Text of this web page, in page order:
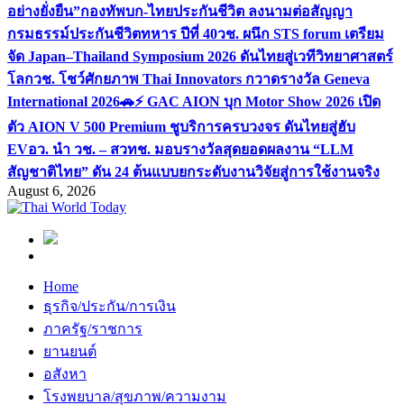
อย่างยั่งยืน”กองทัพบก-ไทยประกันชีวิต ลงนามต่อสัญญา
กรมธรรม์ประกันชีวิตทหาร ปีที่ 40วช. ผนึก STS forum เตรียม
จัด Japan–Thailand Symposium 2026 ดันไทยสู่เวทีวิทยาศาสตร์
โลกวช. โชว์ศักยภาพ Thai Innovators กวาดรางวัล Geneva
International 2026🚗⚡️ GAC AION บุก Motor Show 2026 เปิด
ตัว AION V 500 Premium ชูบริการครบวงจร ดันไทยสู่ฮับ
EVอว. นำ วช. – สวทช. มอบรางวัลสุดยอดผลงาน “LLM
สัญชาติไทย” ดัน 24 ต้นแบบยกระดับงานวิจัยสู่การใช้งานจริง
August 6, 2026
Home
ธุรกิจ/ประกัน/การเงิน
ภาครัฐ/ราชการ
ยานยนต์
อสังหา
โรงพยบาล/สุขภาพ/ความงาม